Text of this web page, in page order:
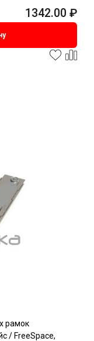
1342.00 ₽
рамок
/ FreeSpace,